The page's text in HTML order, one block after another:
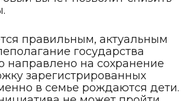
правильным, актуальным
государства
направлено на сохранение
зарегистрированных
в семье рождаются дети.